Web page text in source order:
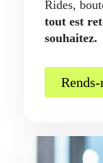
Rides,
tout est
souhaitez.